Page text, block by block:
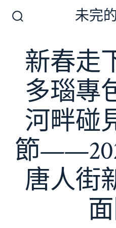
切
換
開
未完
新春走
多瑙專
河畔碰
節
唐人街